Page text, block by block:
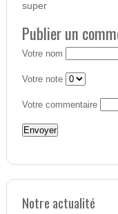
super
Publier un
Votre nom
Votre note
Votre commentaire
Notre actualité